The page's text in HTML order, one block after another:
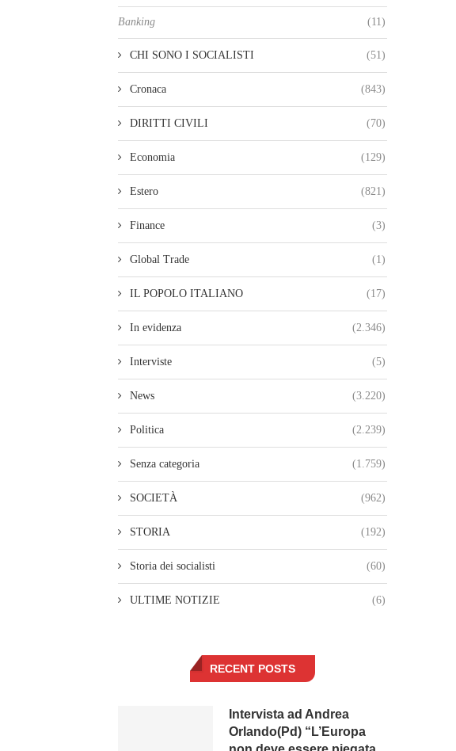
Banking (11)
CHI SONO I SOCIALISTI (51)
Cronaca (843)
DIRITTI CIVILI (70)
Economia (129)
Estero (821)
Finance (3)
Global Trade (1)
IL POPOLO ITALIANO (17)
In evidenza (2.346)
Interviste (5)
News (3.220)
Politica (2.239)
Senza categoria (1.759)
SOCIETÀ (962)
STORIA (192)
Storia dei socialisti (60)
ULTIME NOTIZIE (6)
RECENT POSTS
Intervista ad Andrea
Orlando(Pd) “L’Europa